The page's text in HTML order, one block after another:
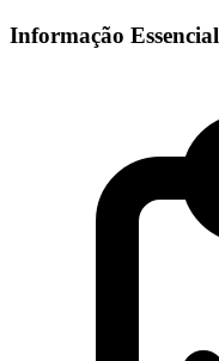
Informação Essencial